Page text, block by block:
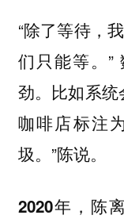
“除了等待，
们只能等。”
劲。比如系
咖啡店标注
圾。”陈说。
2020年，陈